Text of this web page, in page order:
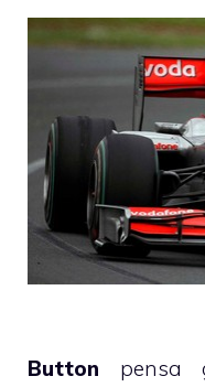
Button pensa